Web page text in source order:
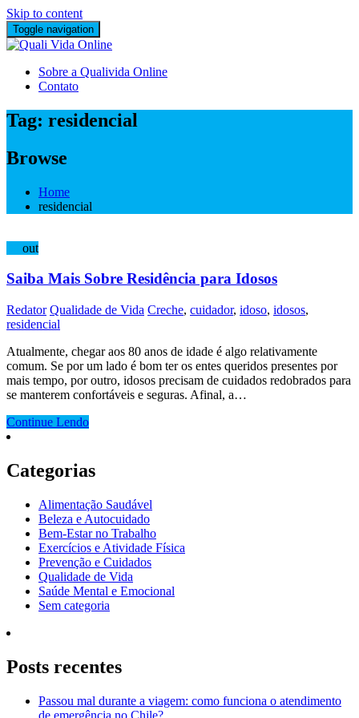
Skip to content
Toggle navigation
Sobre a Qualivida Online
Contato
Tag: residencial
Browse
Home
residencial
out
Saiba Mais Sobre Residência para Idosos
Redator Qualidade de Vida Creche, cuidador, idoso, idosos,
residencial
Atualmente, chegar aos 80 anos de idade é algo relativamente
comum. Se por um lado é bom ter os entes queridos presentes por
mais tempo, por outro, idosos precisam de cuidados redobrados para
se manterem confortáveis e seguras. Afinal, a…
Continue Lendo
Categorias
Alimentação Saudável
Beleza e Autocuidado
Bem-Estar no Trabalho
Exercícios e Atividade Física
Prevenção e Cuidados
Qualidade de Vida
Saúde Mental e Emocional
Sem categoria
Posts recentes
Passou mal durante a viagem: como funciona o atendimento
de emergência no Chile?